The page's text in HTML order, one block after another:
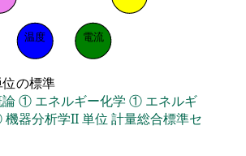
電流
温度
の標準
① エネルギー化学 ① エネルギ
機器分析学II単位 計量総合標準セ